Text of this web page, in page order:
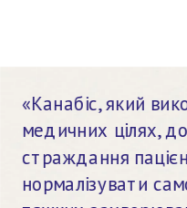
«Канабіс, який
медичних цілях,
страждання
нормалізувати